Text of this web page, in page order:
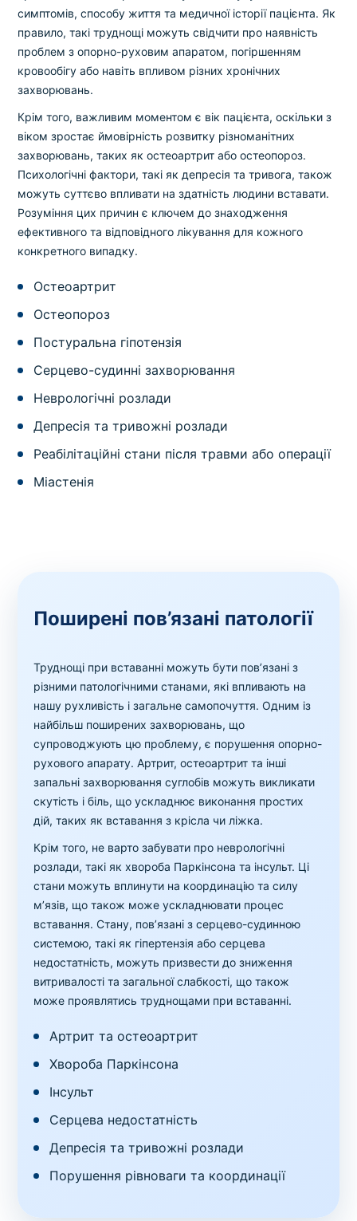
симптомів, способу життя та медичної історії пацієнта. Як
правило, такі труднощі можуть свідчити про наявність
проблем з опорно-руховим апаратом, погіршенням
кровообігу або навіть впливом різних хронічних
захворювань.
Крім того, важливим моментом є вік пацієнта, оскільки з
віком зростає ймовірність розвитку різноманітних
захворювань, таких як остеоартрит або остеопороз.
Психологічні фактори, такі як депресія та тривога, також
можуть суттєво впливати на здатність людини вставати.
Розуміння цих причин є ключем до знаходження
ефективного та відповідного лікування для кожного
конкретного випадку.
Остеоартрит
Остеопороз
Постуральна гіпотензія
Серцево-судинні захворювання
Неврологічні розлади
Депресія та тривожні розлади
Реабілітаційні стани після травми або операції
Міастенія
Поширені пов’язані патології
Труднощі при вставанні можуть бути пов’язані з
різними патологічними станами, які впливають на
нашу рухливість і загальне самопочуття. Одним із
найбільш поширених захворювань, що
супроводжують цю проблему, є порушення опорно-
рухового апарату. Артрит, остеоартрит та інші
запальні захворювання суглобів можуть викликати
скутість і біль, що ускладнює виконання простих
дій, таких як вставання з крісла чи ліжка.
Крім того, не варто забувати про неврологічні
розлади, такі як хвороба Паркінсона та інсульт. Ці
стани можуть вплинути на координацію та силу
м’язів, що також може ускладнювати процес
вставання. Стану, пов’язані з серцево-судинною
системою, такі як гіпертензія або серцева
недостатність, можуть призвести до зниження
витривалості та загальної слабкості, що також
може проявлятись труднощами при вставанні.
Артрит та остеоартрит
Хвороба Паркінсона
Інсульт
Серцева недостатність
Депресія та тривожні розлади
Порушення рівноваги та координації